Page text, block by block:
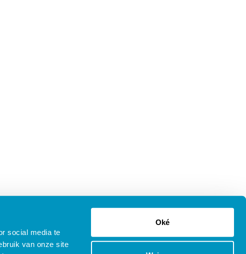
social media te
van onze site
Oké